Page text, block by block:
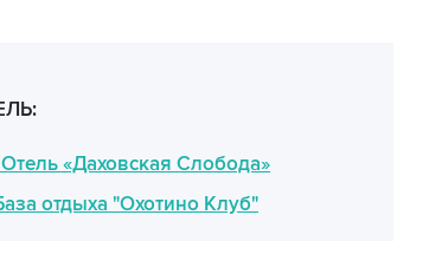
Отель «Даховская Слобода»
отдыха "Охотино Клуб"